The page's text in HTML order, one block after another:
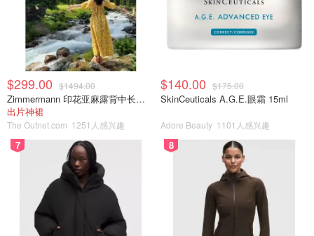
$299.00 $1494.00
Zimmermann 印花亚麻露背中长连衣裙
出片神裙
The Outnet.com 1251人感兴趣
$140.00 $175.00
SkinCeuticals A.G.E.眼霜 15ml
Adore Beauty 1101人感兴趣
7 8